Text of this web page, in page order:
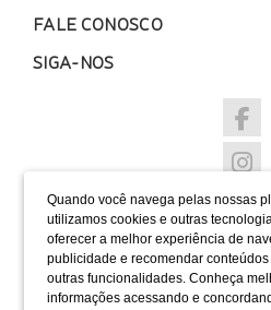
Quando você navega pelas nossas
utilizamos cookies e outras
oferecer a melhor experiência de
publicidade e recomendar
outras funcionalidades. Conheça
informações acessando e
FALE CONOSCO
SIGA-NOS
NOSSAS LOJAS
FORMAS DE PAGAMENTO